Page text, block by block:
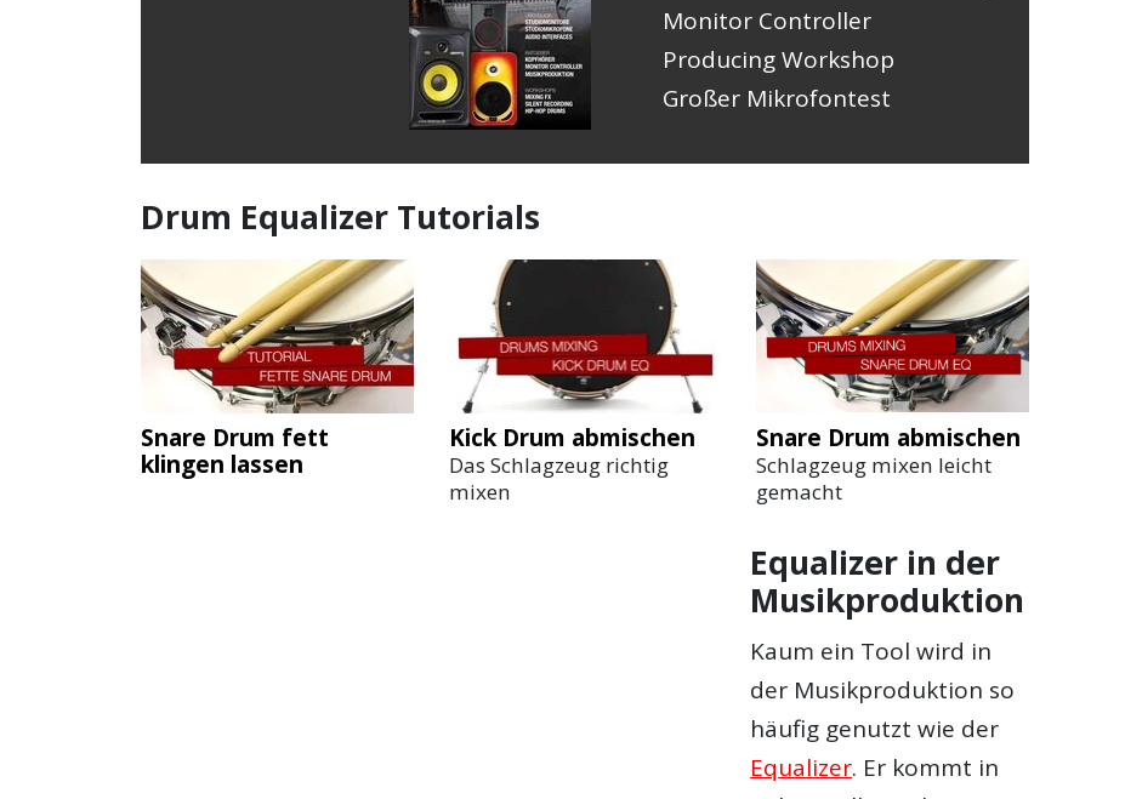
Monitor Controller
Producing Workshop
Großer Mikrofontest
Drum Equalizer Tutorials
Snare Drum fett
klingen lassen
Kick Drum abmischen
Das Schlagzeug richtig
mixen
Snare Drum abmischen
Schlagzeug mixen leicht
gemacht
Equalizer in der
Musikproduktion
Kaum ein Tool wird in
der Musikproduktion so
häufig genutzt wie der
Equalizer. Er kommt in